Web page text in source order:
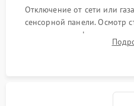
Отключение от сети или
сенсорной панели. Осмотр
проверка конфорок на
клиента о симптомах (не